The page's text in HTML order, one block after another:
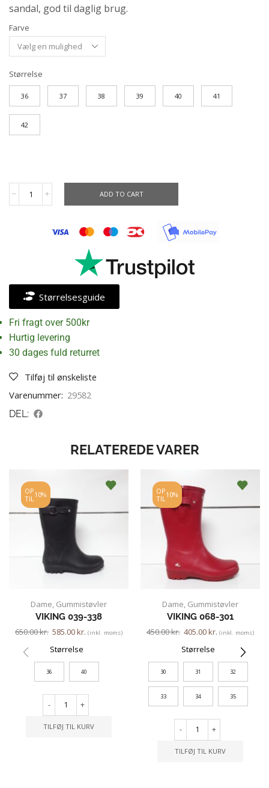
sandal, god til daglig brug.
Farve
Størrelse
36 37 38 39 40 41
42
ADD TO CART
Størrelsesguide
Fri fragt over 500kr
Hurtig levering
30 dages fuld returret
Tilføj til ønskeliste
Varenummer: 29582
DEL:
RELATEREDE VARER
OP
TIL 10%
Dame Gummistøvler
VIKING 039-338
650.00kr. 585.00kr. (inkl. moms)
Størrelse
36 40
- +
TILFØJ TIL KURV
OP
TIL 10%
Dame Gummistøvler
VIKING 068-301
450.00kr. 405.00kr. (inkl. moms)
Størrelse
30 31 32
33 34 35
- +
TILFØJ TIL KURV